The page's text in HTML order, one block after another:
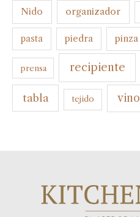
Nido organizador
pasta piedra pinza
prensa recipiente
tabla tejido vino